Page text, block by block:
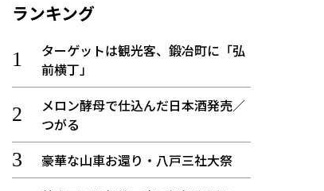
ランキング
ターゲットは観光客、鍛冶町に「弘
前横丁」
メロン酵母で仕込んだ日本酒発売／
つがる
豪華な山車お還り・八戸三社大祭